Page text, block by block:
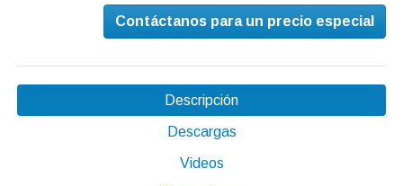
Contáctanos para un precio especial
Descripción
Descargas
Videos